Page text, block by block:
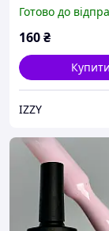
Готово до
160₴
Купити
IZZY